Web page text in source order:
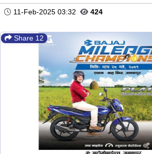
11-Feb-2025 03:32 424
Share 12